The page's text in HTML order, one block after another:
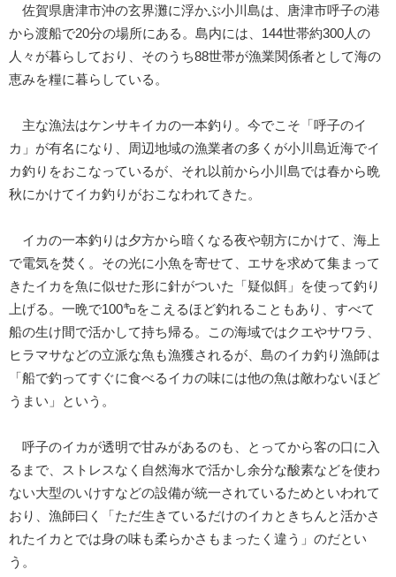
佐賀県唐津市沖の玄界灘に浮かぶ小川島は、唐津市呼子の港
から渡船で20分の場所にある。島内には、144世帯約300人の
人々が暮らしており、そのうち88世帯が漁業関係者として海の
恵みを糧に暮らしている。
主な漁法はケンサキイカの一本釣り。今でこそ「呼子のイ
カ」が有名になり、周辺地域の漁業者の多くが小川島近海でイ
カ釣りをおこなっているが、それ以前から小川島では春から晩
秋にかけてイカ釣りがおこなわれてきた。
イカの一本釣りは夕方から暗くなる夜や朝方にかけて、海上
で電気を焚く。その光に小魚を寄せて、エサを求めて集まって
きたイカを魚に似せた形に針がついた「疑似餌」を使って釣り
上げる。一晩で100㌔をこえるほど釣れることもあり、すべて
船の生け間で活かして持ち帰る。この海域ではクエやサワラ、
ヒラマサなどの立派な魚も漁獲されるが、島のイカ釣り漁師は
「船で釣ってすぐに食べるイカの味には他の魚は敵わないほど
うまい」という。
呼子のイカが透明で甘みがあるのも、とってから客の口に入
るまで、ストレスなく自然海水で活かし余分な酸素などを使わ
ない大型のいけすなどの設備が統一されているためといわれて
おり、漁師曰く「ただ生きているだけのイカときちんと活かさ
れたイカとでは身の味も柔らかさもまったく違う」のだとい
う。